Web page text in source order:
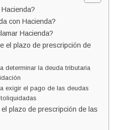
con Hacienda?
Hacienda?
el plazo de prescripción de
determinar la deuda tributaria
exigir el pago de las deudas
plazo de prescripción de las